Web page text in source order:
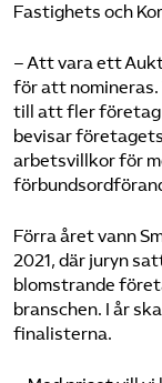
Fastighets och
– Att vara ett
för att
till att fler företag
bevisar
arbetsvillkor för
Förra året vann
2021, där juryn
blomstrande
branschen. I år
finalisterna.